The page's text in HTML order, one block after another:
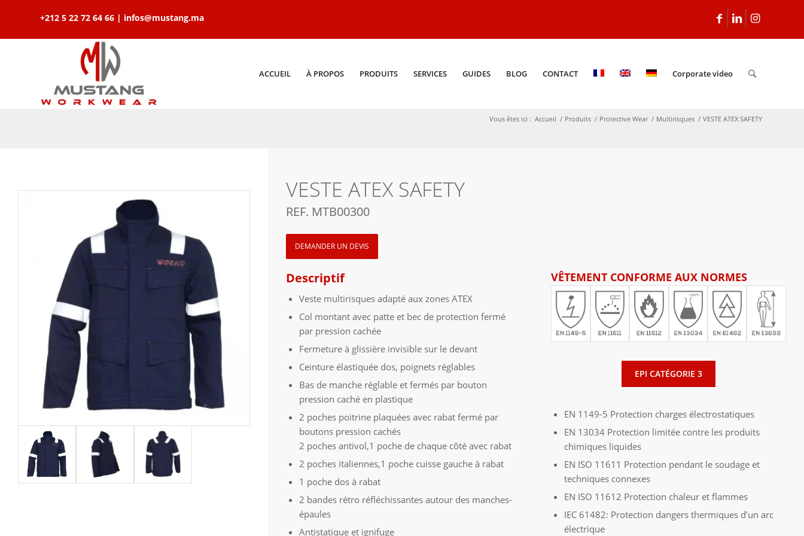
+212 5 22 72 64 66 | infos@mustang.ma
ACCUEIL À PROPOS PRODUITS SERVICES GUIDES BLOG CONTACT Corporate video
Vous êtes ici : Accueil / Produits / Protective Wear / Multirisques / VESTE ATEX SAFETY
VESTE ATEX SAFETY
REF. MTB00300
DEMANDER UN DEVIS
Descriptif
Veste multirisques adapté aux zones ATEX
Col montant avec patte et bec de protection fermé
par pression cachée
Fermeture à glissière invisible sur le devant
Ceinture élastiquée dos, poignets réglables
Bas de manche réglable et fermés par bouton
pression caché en plastique
2 poches poitrine plaquées avec rabat fermé par
boutons pression cachés
2 poches antivol,1 poche de chaque côté avec rabat
2 poches italiennes,1 poche cuisse gauche à rabat
1 poche dos à rabat
2 bandes rétro réfléchissantes autour des manches-
épaules
Antistatique et ignifuge
VÊTEMENT CONFORME AUX NORMES
EPI CATÉGORIE 3
EN 1149-5 Protection charges électrostatiques
EN 13034 Protection limitée contre les produits
chimiques liquides
EN ISO 11611 Protection pendant le soudage et
techniques connexes
EN ISO 11612 Protection chaleur et flammes
IEC 61482: Protection dangers thermiques d’un arc
électrique